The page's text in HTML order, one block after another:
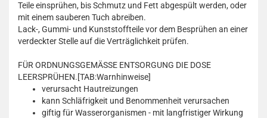
Teile einsprühen, bis Schmutz und Fett abgespült werden, oder
mit einem sauberen Tuch abreiben.
Lack-, Gummi- und Kunststoffteile vor dem Besprühen an einer
verdeckter Stelle auf die Verträglichkeit prüfen.
FÜR ORDNUNGSGEMÄSSE ENTSORGUNG DIE DOSE
LEERSPRÜHEN.[TAB:Warnhinweise]
verursacht Hautreizungen
kann Schläfrigkeit und Benommenheit verursachen
giftig für Wasserorganismen - mit langfristiger Wirkung